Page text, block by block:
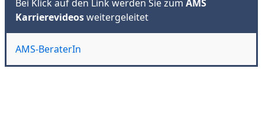
Bei Klick auf den Link werden Sie zum AMS
Karrierevideosweitergeleitet
AMS-BeraterIn